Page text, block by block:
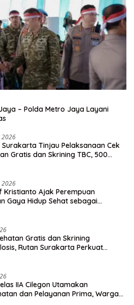
– Polda Metro Jaya Layani
2026
Tinjau Pelaksanaan Cek
Gratis dan Skrining TBC, 500
2026
Kristianto Ajak Perempuan
Gaya Hidup Sehat sebagai
Gratis dan Skrining
Rutan Surakarta Perkuat
IIA Cilegon Utamakan
dan Pelayanan Prima, Warga